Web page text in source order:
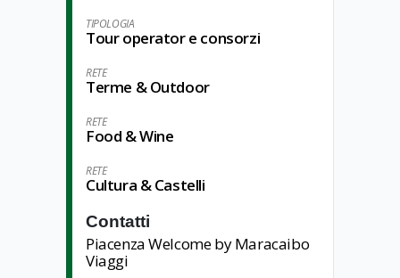
TIPOLOGIA
Tour operator e consorzi
RETE
Terme & Outdoor
RETE
Food & Wine
RETE
Cultura & Castelli
Contatti
Piacenza Welcome by Maracaibo
Viaggi